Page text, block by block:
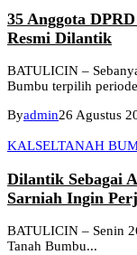
35 Anggota
Resmi Dilantik
BATULICIN –
Bumbu terpilih
Byadmin26 Agustus
KALSELTANAH
Dilantik Sebagai
Sarniah Ingin
BATULICIN – Senin
Tanah Bumbu...